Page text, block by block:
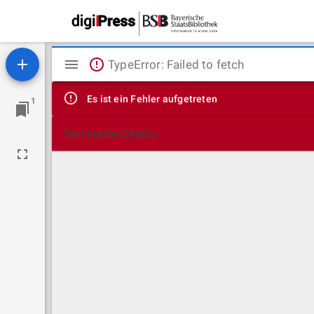
1
Mirador
Viewer
TypeError: Failed to fetch
Es ist ein Fehler aufgetreten
Technische Details